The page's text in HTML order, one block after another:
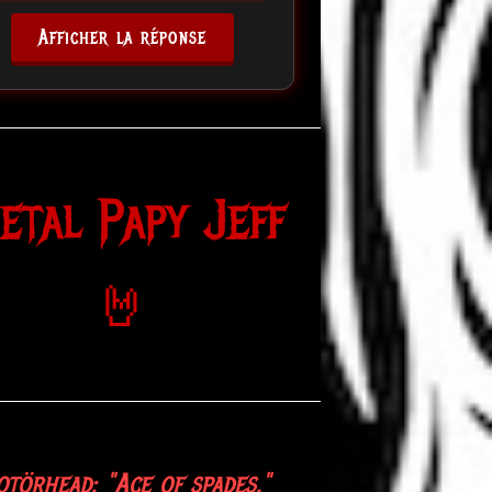
Afficher la réponse
Papy Jeff
🤘
"Ace of spades."